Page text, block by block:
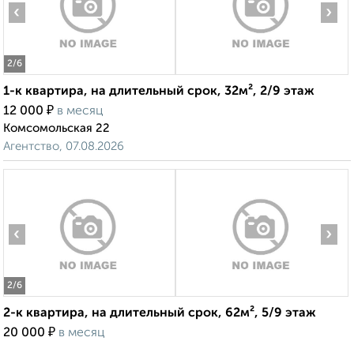
2/6
‹ ›
1-к квартира, на длительный срок, 32м², 2/9 этаж
12 000 ₽ в месяц
Комсомольская 22
Агентство, 07.08.2026
2/6
‹ ›
2-к квартира, на длительный срок, 62м², 5/9 этаж
20 000 ₽ в месяц